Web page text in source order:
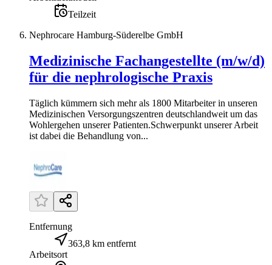
Teilzeit
Nephrocare Hamburg-Süderelbe GmbH
Medizinische Fachangestellte (m/w/d)
für die nephrologische Praxis
Täglich kümmern sich mehr als 1800 Mitarbeiter in unseren
Medizinischen Versorgungszentren deutschlandweit um das
Wohlergehen unserer Patienten.Schwerpunkt unserer Arbeit
ist dabei die Behandlung von...
Entfernung
363,8 km entfernt
Arbeitsort